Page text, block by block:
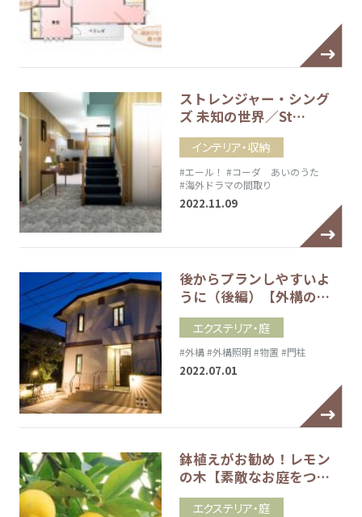
ストレンジャー・シング
ズ 未知の世界／St…
インテリア・収納
#エール！ #コーダ あいのうた
#海外ドラマの間取り
2022.11.09
後からプランしやすいよ
うに（後編）【外構の…
エクステリア・庭
#外構#外構照明 #物置 #門柱
2022.07.01
鉢植えがお勧め！レモン
の木【素敵なお庭をつ…
エクステリア・庭